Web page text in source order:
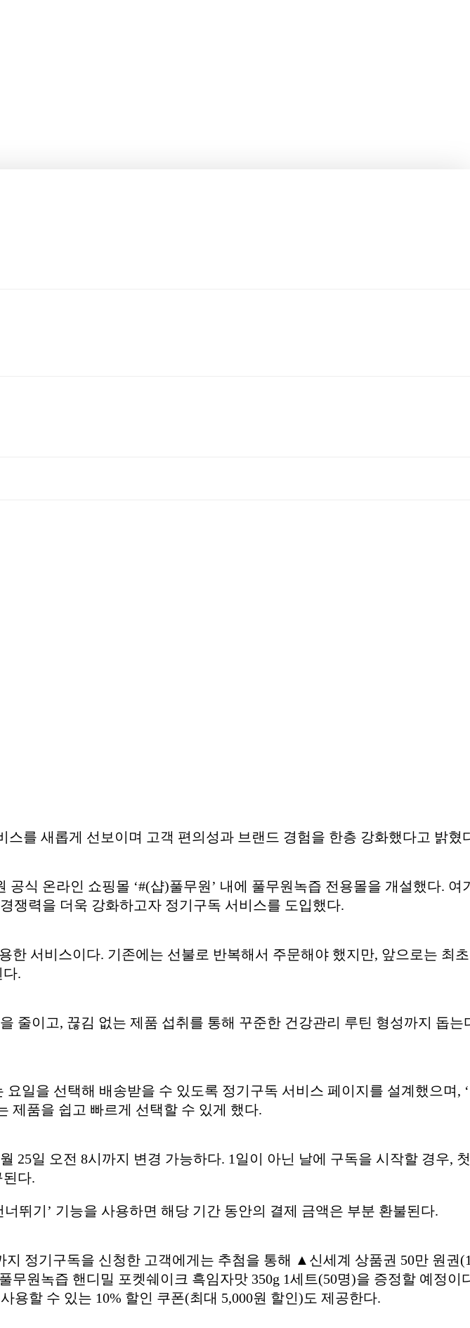
를 새롭게 선보이며 고객 편의성과 브랜드 경험을 한층 강화했다고 밝혔
식 온라인 쇼핑몰 ‘#(샵)풀무원’ 내에 풀무원녹즙 전용몰을 개설했다. 여
쟁력을 더욱 강화하고자 정기구독 서비스를 도입했다.
한 서비스이다. 기존에는 선불로 반복해서 주문해야 했지만, 앞으로는 최
.
줄이고, 끊김 없는 제품 섭취를 통해 꾸준한 건강관리 루틴 형성까지 돕는
일을 선택해 배송받을 수 있도록 정기구독 서비스 페이지를 설계했으며,
제품을 쉽고 빠르게 선택할 수 있게 했다.
25일 오전 8시까지 변경 가능하다. 1일이 아닌 날에 구독을 시작할 경우,
다.
뛰기’ 기능을 사용하면 해당 기간 동안의 결제 금액은 부분 환불된다.
지 정기구독을 신청한 고객에게는 추첨을 통해 ▲신세계 상품권 50만 원권
원녹즙 핸디밀 포켓쉐이크 흑임자맛 350g 1세트(50명)을 증정할 예정이
용할 수 있는 10% 할인 쿠폰(최대 5,000원 할인)도 제공한다.